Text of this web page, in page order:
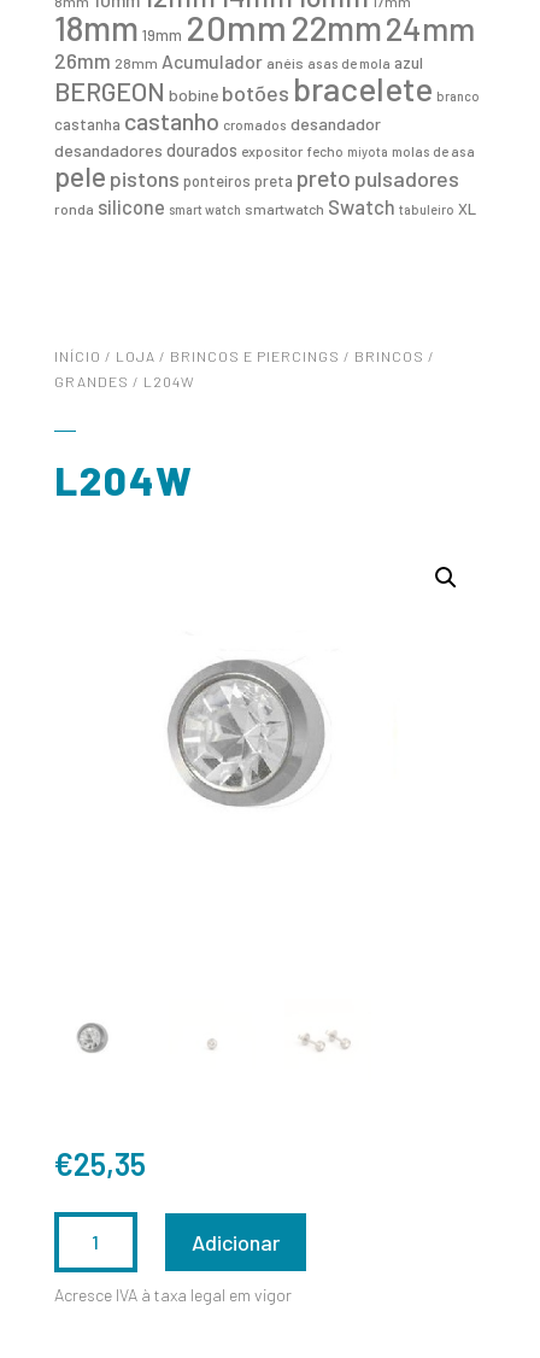
18mm 19mm 20mm 22mm24mm
26mm 28mm Acumulador anéis asas de mola azul
BERGEON bobine botões bracelete branco
castanha castanho cromados desandador
desandadores dourados expositor fecho miyota molas de asa
pele pistons ponteiros preta preto pulsadores
ronda silicone smart watch smartwatch Swatch tabuleiro XL
INÍCIO / LOJA / BRINCOS E PIERCINGS / BRINCOS /
GRANDES / L204W
L204W
€25,35
DE
Adicionar
Acresce IVA à taxa legal em vigor